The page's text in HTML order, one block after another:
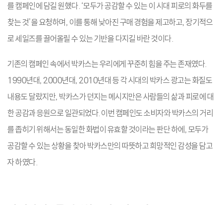
를 캠페인에 담길 원했다. ‘모두가 공감할 수 있는 이 시대 피로의 화두를
찾는 것’을 요청하며, 이를 통해 낮아진 구매 경험을 제고하고, 장기적으
로 세일즈를 끌어올릴 수 있는 기반을 다지길 바란 것이다.
기존의 캠페인 속에서 박카스는 우리에게 꾸준히 힘을 주는 존재였다.
1990년대, 2000년대, 2010년대 등 각 시대의 박카스 광고는 화질도
내용도 달랐지만, 박카스가 던지는 메시지만은 사람들의 삶과 피로에 대
한 공감과 응원으로 일관되었다. 이번 캠페인도 소비자와 박카스의 거리
를 좁히기 위해서는 동일한 화법이 유효할 것이라는 판단 하에, 모두가
공감할 수 있는 상황을 찾아 박카스만의 따뜻하고 희망적인 감성을 담고
자 하였다.